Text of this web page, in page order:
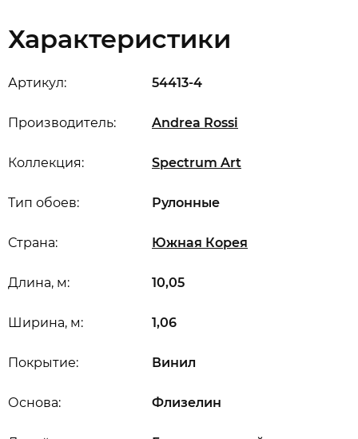
Характеристики
Артикул: 54413-4
Производитель: Andrea Rossi
Коллекция: Spectrum Art
Длина, м: 10,05
Ширина, м: 1,06
Основа: Флизелин
Покрытие: Винил
Страна: Южная Корея
Тип обоев: Рулонные